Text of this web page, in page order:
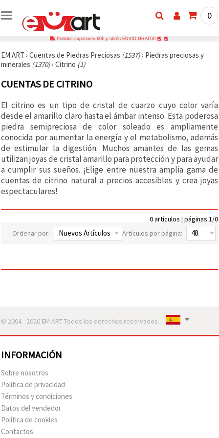
0
Pedidos superiores 60€ y obtén ENVÍO GRATIS!
EM ART › Cuentas de Piedras Preciosas (1537)› Piedras preciosas y
minerales (1370)› Citrino (1)
CUENTAS DE CITRINO
El citrino es un tipo de cristal de cuarzo cuyo color varía
desde el amarillo claro hasta el ámbar intenso. Esta poderosa
piedra semipreciosa de color soleado es ampliamente
conocida por aumentar la energía y el metabolismo, además
de estimular la digestión. Muchos amantes de las gemas
utilizan joyas de cristal amarillo para protección y para ayudar
a cumplir sus sueños. ¡Elige entre nuestra amplia gama de
cuentas de citrino natural a precios accesibles y crea joyas
espectaculares!
0 artículos | páginas 1/0
Ordenar por:
Artículos por página:
© 2004 - 2026 EM ART Todos los derechos reservados..
INFORMACIÓN
Sobre nosotros
Política de privacidad
Términos y condiciones
Datos del vendedor
Política de cookies
Contactos